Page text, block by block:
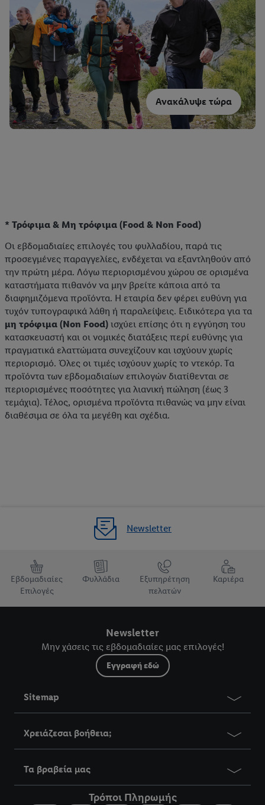
Ανακάλυψε τώρα
* Τρόφιμα & Μη τρόφιμα (Food & Non Food)
Οι εβδομαδιαίες επιλογές του φυλλαδίου, παρά τις
προσεγμένες παραγγελίες, ενδέχεται να εξαντληθούν από
την πρώτη μέρα. Λόγω περιορισμένου χώρου σε ορισμένα
καταστήματα πιθανόν να μην βρείτε κάποια από τα
διαφημιζόμενα προϊόντα. Η εταιρία δεν φέρει ευθύνη για
τυχόν τυπογραφικά λάθη ή παραλείψεις. Ειδικότερα για τα
μη τρόφιμα (Non Food) ισχύει επίσης ότι η εγγύηση του
κατασκευαστή και οι νομικές διατάξεις περί ευθύνης για
πραγματικά ελαττώματα συνεχίζουν και ισχύουν χωρίς
περιορισμό. Όλες οι τιμές ισχύουν χωρίς το ντεκόρ. Τα
προϊόντα των εβδομαδιαίων επιλογών διατίθενται σε
περιορισμένες ποσότητες για λιανική πώληση (έως 3
τεμάχια). Τέλος, ορισμένα προϊόντα πιθανώς να μην είναι
διαθέσιμα σε όλα τα μεγέθη και σχέδια.
Newsletter
Εβδομαδιαίες
Επιλογές
Φυλλάδια
Εξυπηρέτηση
πελατών
Καριέρα
Newsletter
Μην χάσεις τις εβδομαδιαίες μας επιλογές!
Εγγραφή εδώ
Sitemap
Χρειάζεσαι βοήθεια;
Τα βραβεία μας
Τρόποι Πληρωμής